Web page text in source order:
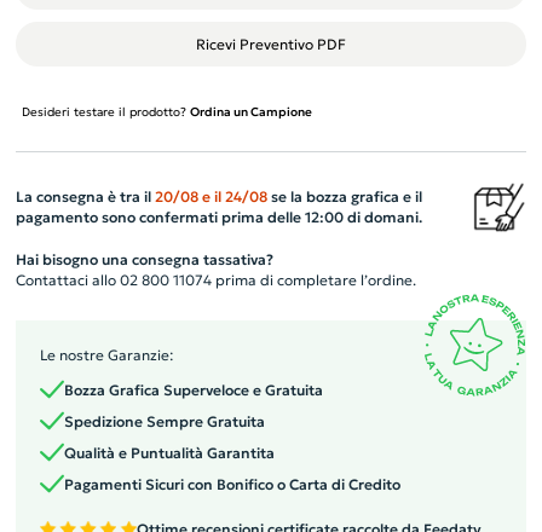
Ricevi Preventivo PDF
Desideri testare il prodotto? Ordina un Campione
La consegna è tra il 20/08 e il 24/08se la bozza grafica e il
pagamento sono confermati prima delle 12:00 di domani.
Hai bisogno una consegna tassativa?
Contattaci allo 02 800 11074 prima di completare l’ordine.
Le nostre Garanzie:
Bozza Grafica Superveloce e Gratuita
Spedizione Sempre Gratuita
Qualità e Puntualità Garantita
Pagamenti Sicuri con Bonifico o Carta di Credito